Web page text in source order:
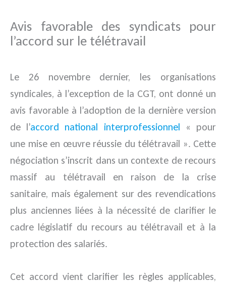
Avis favorable des syndicats pour
l’accord sur le télétravail
Le 26 novembre dernier, les organisations
syndicales, à l’exception de la CGT, ont donné un
avis favorable à l’adoption de la dernière version
de l’accord national interprofessionnel « pour
une mise en œuvre réussie du télétravail ». Cette
négociation s’inscrit dans un contexte de recours
massif au télétravail en raison de la crise
sanitaire, mais également sur des revendications
plus anciennes liées à la nécessité de clarifier le
cadre législatif du recours au télétravail et à la
protection des salariés.
Cet accord vient clarifier les règles applicables,